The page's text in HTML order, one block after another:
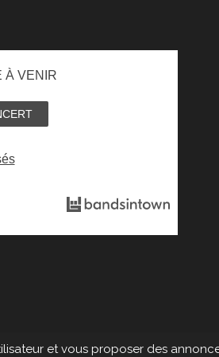
et vous proposer des
À VENIR